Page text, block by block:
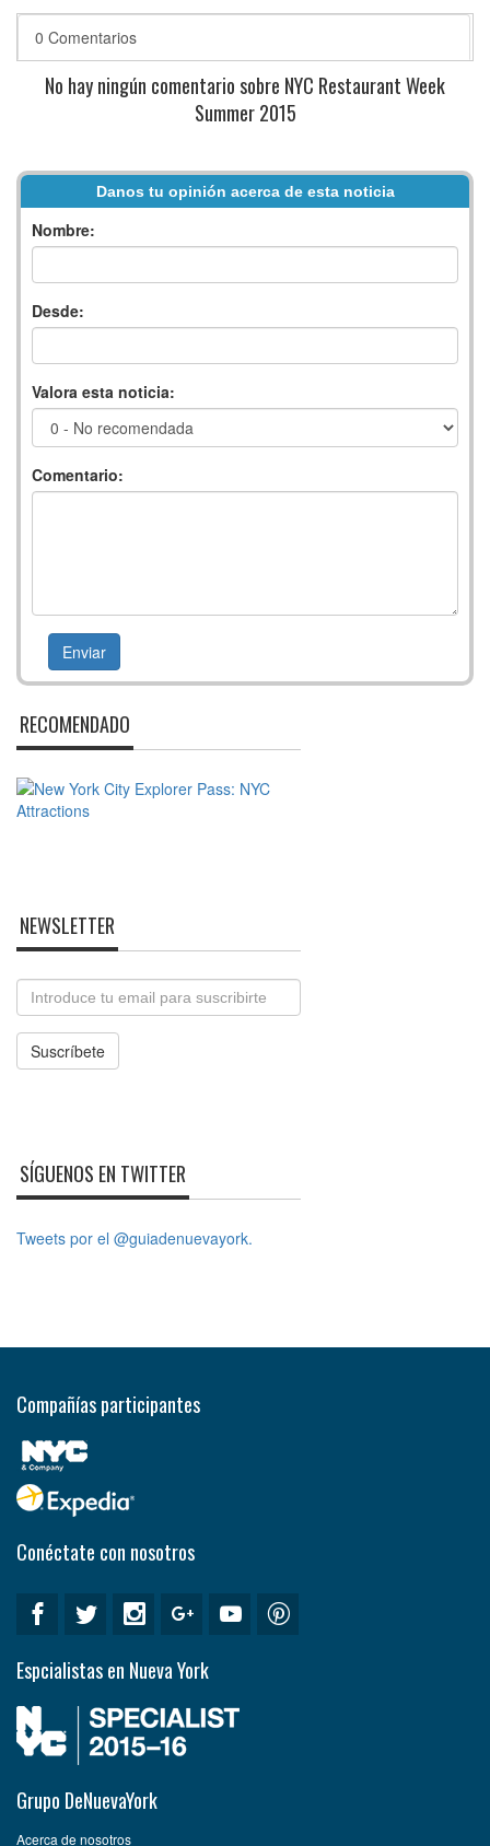
0 Comentarios
No hay ningún comentario sobre NYC Restaurant Week
Summer 2015
Danos tu opinión acerca de esta noticia
Nombre:
Desde:
Valora esta noticia:
Comentario:
RECOMENDADO
NEWSLETTER
Email
Suscríbete
SÍGUENOS EN TWITTER
Tweets por el @guiadenuevayork.
Compañías participantes
Conéctate con nosotros
Espcialistas en Nueva York
Grupo DeNuevaYork
Acerca de nosotros